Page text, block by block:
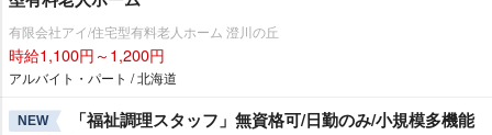
有限会社アイ/住宅型有料老人ホーム 澄川の丘
時給1,100円～1,200円
アルバイト・パート / 北海道
NEW
「福祉調理スタッフ」無資格可/日勤のみ/小規模多機能